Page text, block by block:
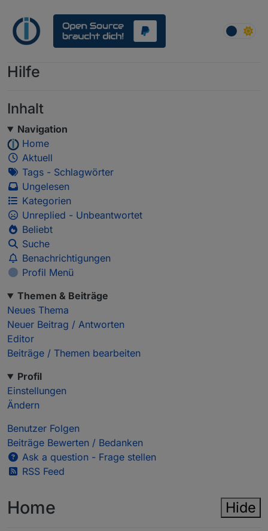
Hilfe
Inhalt
Navigation
Home
Aktuell
Tags - Schlagwörter
Ungelesen
Kategorien
Unreplied - Unbeantwortet
Beliebt
Suche
Benachrichtigungen
Profil Menü
Themen & Beiträge
Neues Thema
Neuer Beitrag / Antworten
Editor
Beiträge / Themen bearbeiten
Profil
Einstellungen
Ändern
Benutzer Folgen
Beiträge Bewerten / Bedanken
Ask a question - Frage stellen
RSS Feed
Hide
Home